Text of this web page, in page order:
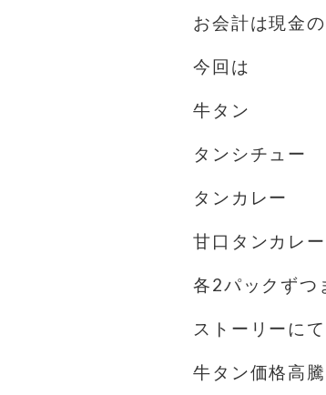
お会計は現金
今回は
牛タン
タンシチュー
タンカレー
甘口タンカレー
各2パックずつ
ストーリーに
牛タン価格高